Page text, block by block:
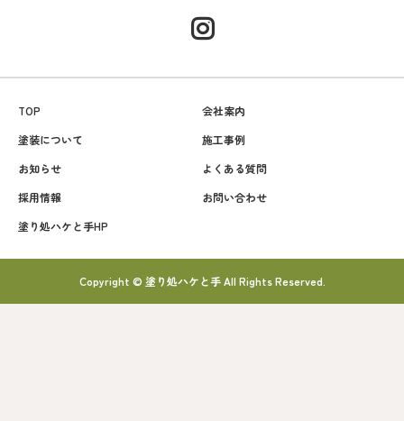
TOP
会社案内
塗装について
施工事例
お知らせ
よくある質問
採用情報
お問い合わせ
塗り処ハケと手HP
Copyright © 塗り処ハケと手 All Rights Reserved.